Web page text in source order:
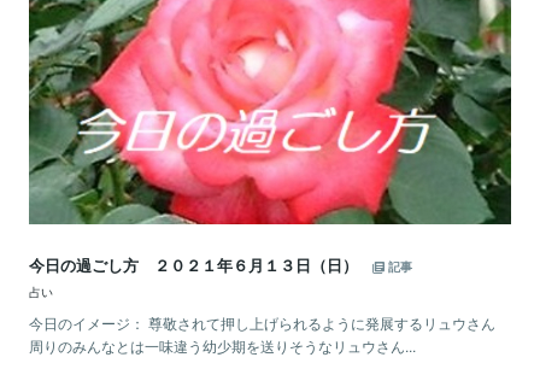
今日の過ごし方 ２０２１年６月１３日（日）
記事
占い
今日のイメージ： 尊敬されて押し上げられるように発展するリュウさん
周りのみんなとは一味違う幼少期を送りそうなリュウさん...